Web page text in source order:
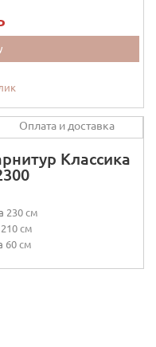
Оплата и доставка
Классика
230 см
210 см
60 см